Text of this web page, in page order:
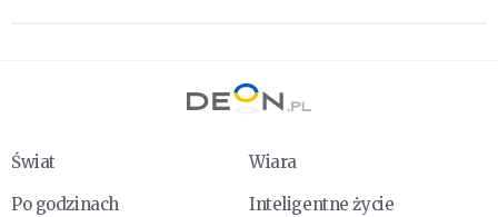
Świat
Wiara
Po godzinach
Inteligentne życie